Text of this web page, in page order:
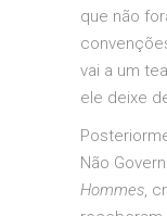
que não
vai a um
ele deixe
Não
Hommes,